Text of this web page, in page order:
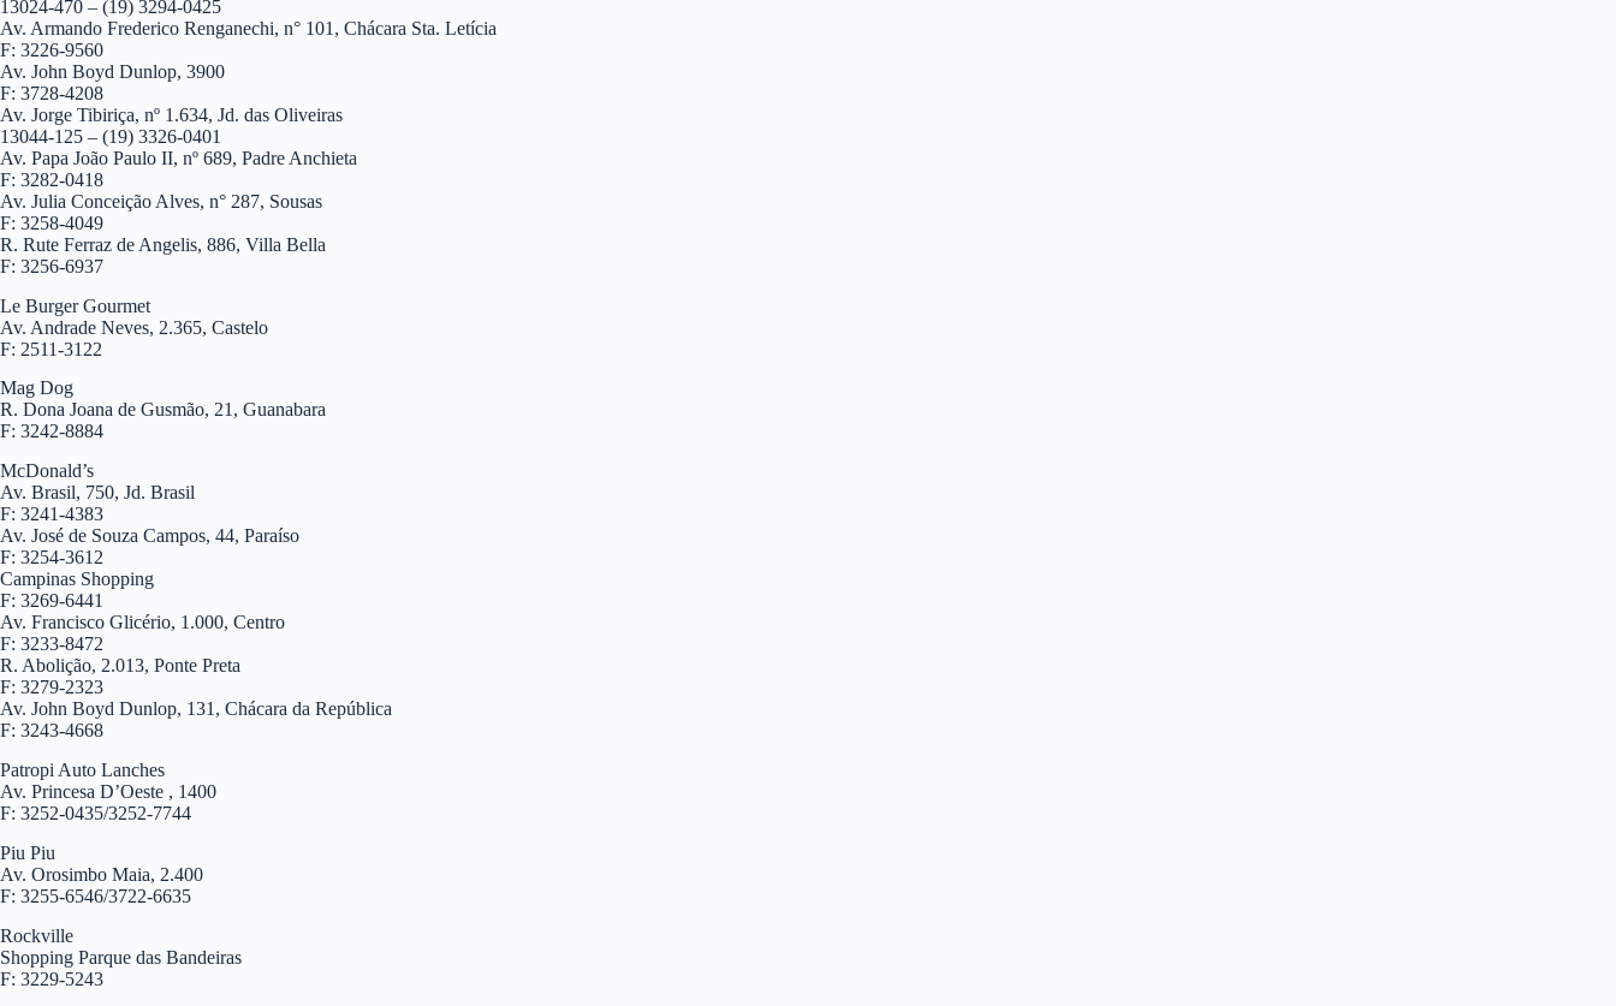
13024-470 – (19) 3294-0425
Av. Armando Frederico Renganechi, n° 101, Chácara Sta. Letícia
F: 3226-9560
Av. John Boyd Dunlop, 3900
F: 3728-4208
Av. Jorge Tibiriça, nº 1.634, Jd. das Oliveiras
13044-125 – (19) 3326-0401
Av. Papa João Paulo II, nº 689, Padre Anchieta
F: 3282-0418
Av. Julia Conceição Alves, n° 287, Sousas
F: 3258-4049
R. Rute Ferraz de Angelis, 886, Villa Bella
F: 3256-6937
Le Burger Gourmet
Av. Andrade Neves, 2.365, Castelo
F: 2511-3122
Mag Dog
R. Dona Joana de Gusmão, 21, Guanabara
F: 3242-8884
McDonald’s
Av. Brasil, 750, Jd. Brasil
F: 3241-4383
Av. José de Souza Campos, 44, Paraíso
F: 3254-3612
Campinas Shopping
F: 3269-6441
Av. Francisco Glicério, 1.000, Centro
F: 3233-8472
R. Abolição, 2.013, Ponte Preta
F: 3279-2323
Av. John Boyd Dunlop, 131, Chácara da República
F: 3243-4668
Patropi Auto Lanches
Av. Princesa D’Oeste , 1400
F: 3252-0435/3252-7744
Piu Piu
Av. Orosimbo Maia, 2.400
F: 3255-6546/3722-6635
Rockville
Shopping Parque das Bandeiras
F: 3229-5243